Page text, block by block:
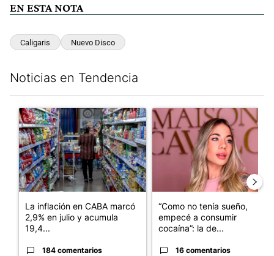
EN ESTA NOTA
Caligaris Nuevo Disco
Noticias en Tendencia
Un artículo de tendencia con el título "La inflación en CABA
La inflación en CABA marcó
2,9% en julio y acumula
19,4...
184 comentarios
Un artículo de tendencia con
“Como no tenía sueño,
empecé a consumir
cocaína”: la de...
16 comentarios